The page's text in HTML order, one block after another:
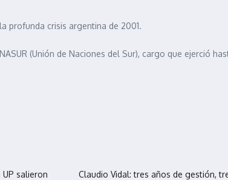
profunda crisis argentina de 2001.
(Unión de Naciones del Sur), cargo que ejerció
UP salieron
Claudio Vidal: tres años de gestión,